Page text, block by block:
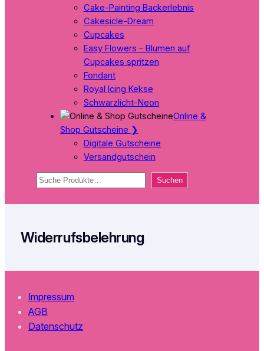
Cake-Painting Backerlebnis
Cakesicle-Dream
Cupcakes
Easy Flowers – Blumen auf
Cupcakes spritzen
Fondant
Royal Icing Kekse
Schwarzlicht-Neon
Online &
Shop Gutscheine ❯
Digitale Gutscheine
Versandgutschein
Suchen Suchen
Widerrufsbelehrung
Impressum
AGB
Datenschutz